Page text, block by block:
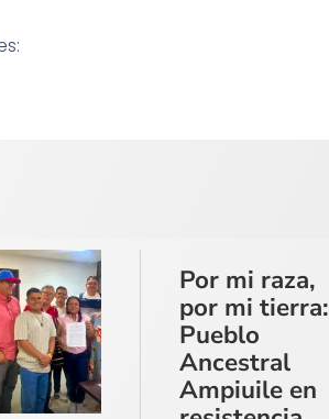
Por mi raza,
por mi tierra:
Pueblo
Ancestral
Ampiuile en